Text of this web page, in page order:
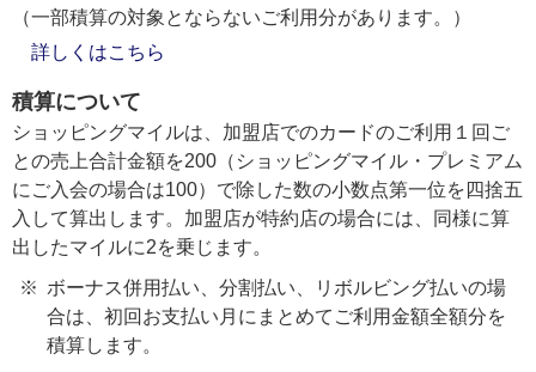
（一部積算の対象とならないご利用分があります。）
詳しくはこちら
積算について
ショッピングマイルは、加盟店でのカードのご利用１回ご
との売上合計金額を200（ショッピングマイル・プレミアム
にご入会の場合は100）で除した数の小数点第一位を四捨五
入して算出します。加盟店が特約店の場合には、同様に算
出したマイルに2を乗じます。
ボーナス併用払い、分割払い、リボルビング払いの場
合は、初回お支払い月にまとめてご利用金額全額分を
積算します。